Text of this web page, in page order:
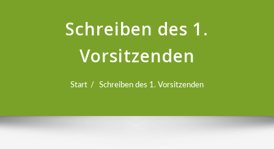
Schreiben des 1.
Vorsitzenden
Start Schreiben des 1. Vorsitzenden